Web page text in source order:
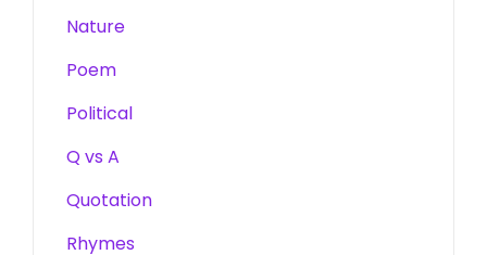
Nature
Poem
Political
Q vs A
Quotation
Rhymes